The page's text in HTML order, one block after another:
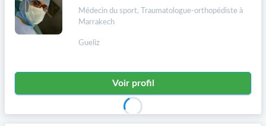
Médecin du sport, Traumatologue-orthopédiste à
Marrakech
Gueliz
Voir profil